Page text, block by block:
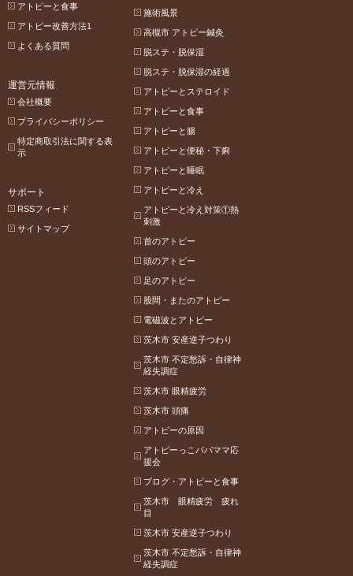
施術風景
高槻市 アトピー鍼灸
脱ステ・脱保湿
脱ステ・脱保湿の経過
アトピーとステロイド
アトピーと食事
アトピーと腸
アトピーと便秘・下痢
アトピーと睡眠
アトピーと冷え
アトピーと冷え対策①熱
刺激
首のアトピー
頭のアトピー
足のアトピー
股間・またのアトピー
電磁波とアトピー
茨木市 安産逆子つわり
茨木市 不定愁訴・自律神
経失調症
茨木市 眼精疲労
茨木市 頭痛
アトピーの原因
アトピーっこパパママ応
援会
ブログ・アトピーと食事
茨木市 眼精疲労 疲れ
目
茨木市 安産逆子つわり
茨木市 不定愁訴・自律神
経失調症
アトピーと食事
アトピー改善方法1
よくある質問
運営元情報
会社概要
プライバシーポリシー
特定商取引法に関する表
示
サポート
RSSフィード
サイトマップ